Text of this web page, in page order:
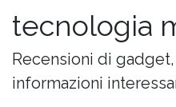
tecnologia
Recensioni di
informazioni